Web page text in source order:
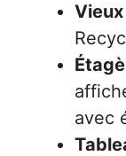
avec